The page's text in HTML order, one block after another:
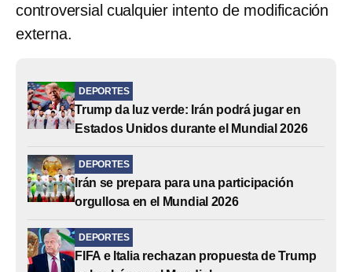
controversial cualquier intento de modificación
externa.
DEPORTES
Trump da luz verde: Irán podrá jugar en
Estados Unidos durante el Mundial 2026
DEPORTES
Irán se prepara para una participación
orgullosa en el Mundial 2026
DEPORTES
FIFA e Italia rechazan propuesta de Trump